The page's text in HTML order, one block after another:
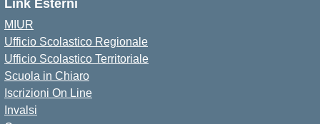
Link Esterni
MIUR
Ufficio Scolastico Regionale
Ufficio Scolastico Territoriale
Scuola in Chiaro
Iscrizioni On Line
Invalsi